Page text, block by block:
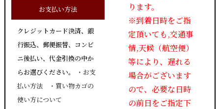
お支払い方法
クレジットカード決済、銀
行振込、郵便振替、コンビ
ニ後払い、代金引換の中か
らお選びください。
・ お支
払い方法・ 買い物カゴの
使い方について
ります。
※到着日時をご指
定頂いても,交通事
情,天候（航空便）
等により、遅れる
場合がございます
ので、必要な日時
の前日をご指定下